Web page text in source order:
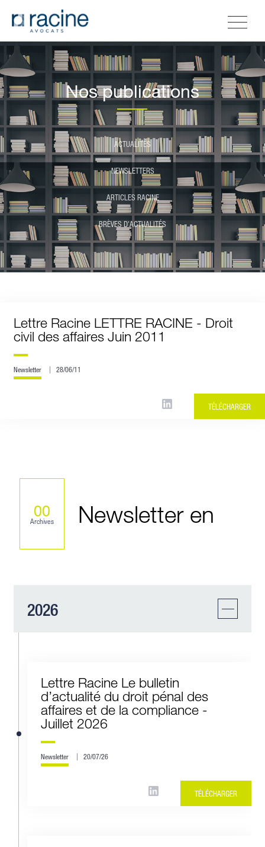
Nos publications
ACTUALITÉS
NEWSLETTERS
ARTICLES RACINE
BRÈVES D'ACTUALITÉS
Lettre Racine LETTRE RACINE - Droit
civil des affaires Juin 2011
Newsletter 28/06/11
TÉLÉCHARGER
00
Archives Newsletter en
2026
Lettre Racine Le bulletin
d’actualité du droit pénal des
affaires et de la compliance -
Juillet 2026
Newsletter 20/07/26
TÉLÉCHARGER